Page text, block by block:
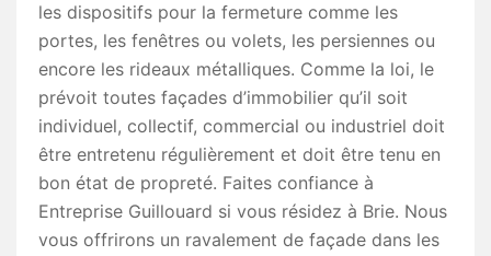
les dispositifs pour la fermeture comme les
portes, les fenêtres ou volets, les persiennes ou
encore les rideaux métalliques. Comme la loi, le
prévoit toutes façades d’immobilier qu’il soit
individuel, collectif, commercial ou industriel doit
être entretenu régulièrement et doit être tenu en
bon état de propreté. Faites confiance à
Entreprise Guillouard si vous résidez à Brie. Nous
vous offrirons un ravalement de façade dans les